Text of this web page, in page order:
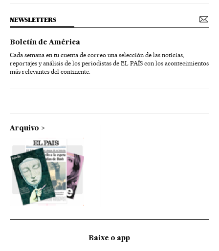
NEWSLETTERS
Boletín de América
Cada semana en tu cuenta de correo una selección de las noticias,
reportajes y análisis de los periodistas de EL PAÍS con los acontecimientos
más relevantes del continente.
Arquivo
Baixe o app